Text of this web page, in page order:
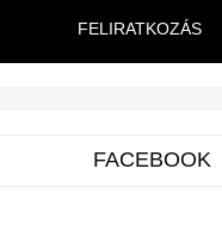
FELIRATKOZÁS
FACEBOOK